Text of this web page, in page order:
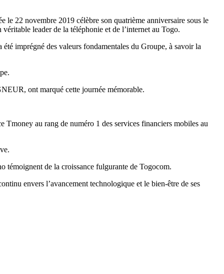
22 novembre 2019 célèbre son quatrième anniversaire sous le
leader de la téléphonie et de l’internet au Togo.
imprégné des valeurs fondamentales du Groupe, à savoir la
ont marqué cette journée mémorable.
au rang de numéro 1 des services financiers mobiles au
témoignent de la croissance fulgurante de Togocom.
envers l’avancement technologique et le bien-être de ses